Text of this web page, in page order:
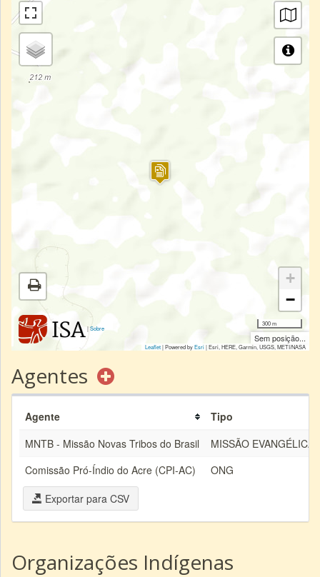
|Sobre
+
−
300 m
Sem posição...
Leaflet| Powered byEsri|Esri, HERE, Garmin, USGS, METI/NASA
Agentes
Agente
Tipo
MNTB - Missão Novas Tribos do Brasil
MISSÃO EVANGÉLICA
Comissão Pró-Índio do Acre (CPI-AC)
ONG
Exportar para CSV
Organizações Indígenas